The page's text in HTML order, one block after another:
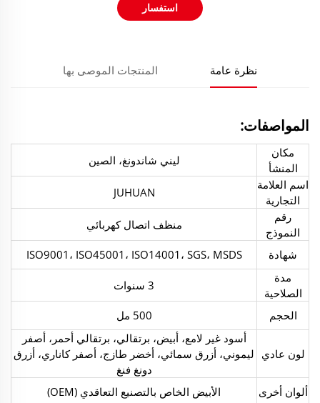
استفسار
نظرة عامة المنتجات الموصى بها
المواصفات:
مكان
المنشأ
ليني شاندونغ، الصين
اسم العلامة
التجارية
JUHUAN
رقم
النموذج
منظف اتصال كهربائي
شهادة
ISO9001، ISO45001، ISO14001، SGS، MSDS
مدة
الصلاحية
3 سنوات
الحجم 500 مل
لون عادي
أسود غير لامع، أبيض، برتقالي، برتقالي أحمر، أصفر
ليموني، أزرق سمائي، أخضر طازج، أصفر كاناري، أزرق
دونغ فنغ
ألوان أخرى
الأبيض الخاص بالتصنيع التعاقدي (OEM)